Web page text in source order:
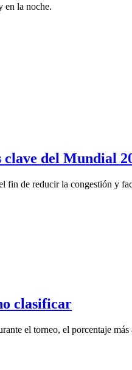
en la noche.
del Mundial
fin de reducir la congestión y
clasificar
el torneo, el porcentaje más